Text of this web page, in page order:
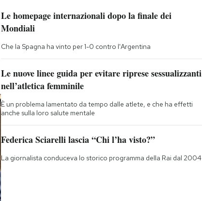
Le homepage internazionali dopo la finale dei
Mondiali
Che la Spagna ha vinto per 1-0 contro l'Argentina
Le nuove linee guida per evitare riprese sessualizzanti
nell’atletica femminile
È un problema lamentato da tempo dalle atlete, e che ha effetti
anche sulla loro salute mentale
Federica Sciarelli lascia “Chi l’ha visto?”
La giornalista conduceva lo storico programma della Rai dal 2004